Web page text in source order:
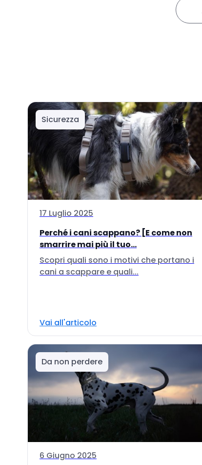
Sicurezza
17 Luglio 2025
Perché i cani scappano? [E come non
smarrire mai più il tuo...
Scopri quali sono i motivi che portano i
cani a scappare e quali...
Vai all'articolo
Da non perdere
6 Giugno 2025